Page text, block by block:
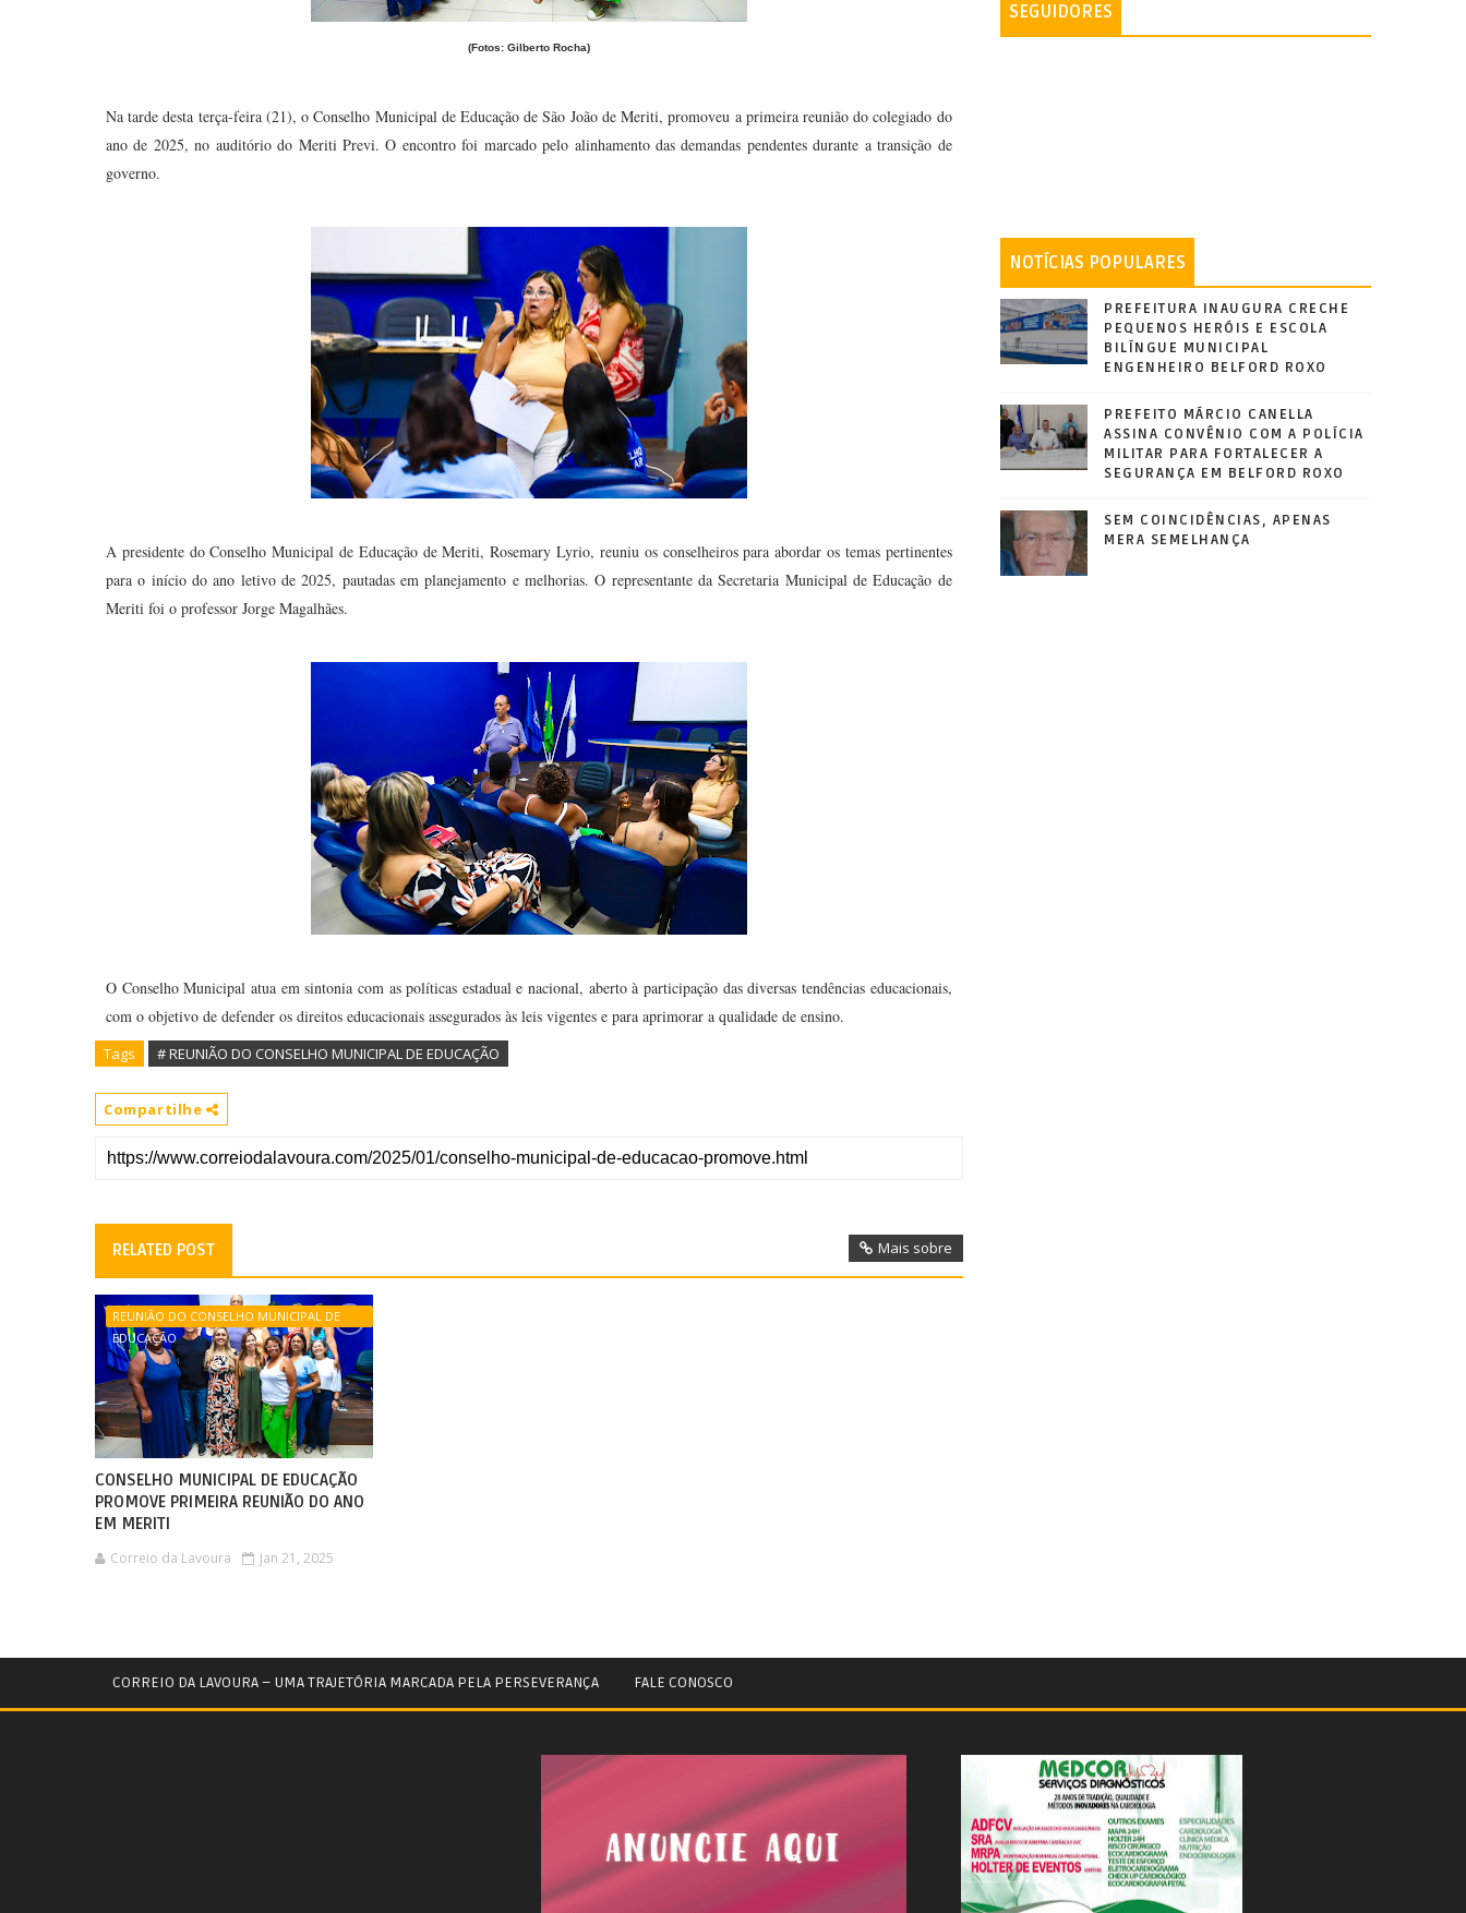
(Fotos: Gilberto Rocha)
Na tarde desta terça-feira (21), o Conselho Municipal de Educação de São João de Meriti, promoveu a primeira reunião do colegiado do
ano de 2025, no auditório do Meriti Previ. O encontro foi marcado pelo alinhamento das demandas pendentes durante a transição de
governo.
A presidente do Conselho Municipal de Educação de Meriti, Rosemary Lyrio, reuniu os conselheiros para abordar os temas pertinentes
para o início do ano letivo de 2025, pautadas em planejamento e melhorias. O representante da Secretaria Municipal de Educação de
Meriti foi o professor Jorge Magalhães.
O Conselho Municipal atua em sintonia com as políticas estadual e nacional, aberto à participação das diversas tendências educacionais,
com o objetivo de defender os direitos educacionais assegurados às leis vigentes e para aprimorar a qualidade de ensino.
Tags # REUNIÃO DO CONSELHO MUNICIPAL DE EDUCAÇÃO
Compartilhe
RELATED POST Mais sobre
REUNIÃO DO CONSELHO MUNICIPAL DE
EDUCAÇÃO
CONSELHO MUNICIPAL DE EDUCAÇÃO
PROMOVE PRIMEIRA REUNIÃO DO ANO
EM MERITI
Correio da Lavoura Jan 21, 2025
SEGUIDORES
NOTÍCIAS POPULARES
PREFEITURA INAUGURA CRECHE
PEQUENOS HERÓIS E ESCOLA
BILÍNGUE MUNICIPAL
ENGENHEIRO BELFORD ROXO
PREFEITO MÁRCIO CANELLA
ASSINA CONVÊNIO COM A POLÍCIA
MILITAR PARA FORTALECER A
SEGURANÇA EM BELFORD ROXO
SEM COINCIDÊNCIAS, APENAS
MERA SEMELHANÇA
CORREIO DA LAVOURA – UMA TRAJETÓRIA MARCADA PELA PERSEVERANÇA FALE CONOSCO